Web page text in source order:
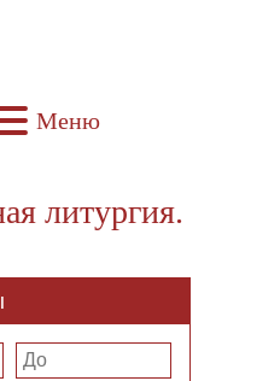
Меню
литургия.